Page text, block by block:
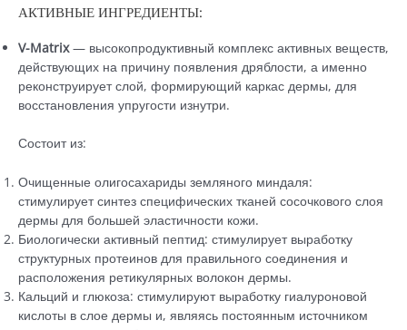
АКТИВНЫЕ ИНГРЕДИЕНТЫ:
V-Matrix— высокопродуктивный комплекс активных веществ,
действующих на причину появления дряблости, а именно
реконструирует слой, формирующий каркас дермы, для
восстановления упругости изнутри.
Состоит из:
Очищенные олигосахариды земляного миндаля:
стимулирует синтез специфических тканей сосочкового слоя
дермы для большей эластичности кожи.
Биологически активный пептид: стимулирует выработку
структурных протеинов для правильного соединения и
расположения ретикулярных волокон дермы.
Кальций и глюкоза: стимулируют выработку гиалуроновой
кислоты в слое дермы и, являясь постоянным источником